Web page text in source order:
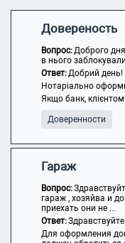
Довереность
Вопрос:Доброго дня
в нього
Ответ:Добрий день!
Нотаріально
Якщо банк,
Доверенности
Гараж
Вопрос:
гараж , хозяйва и
приехать они не ...
Ответ:
Для оформления